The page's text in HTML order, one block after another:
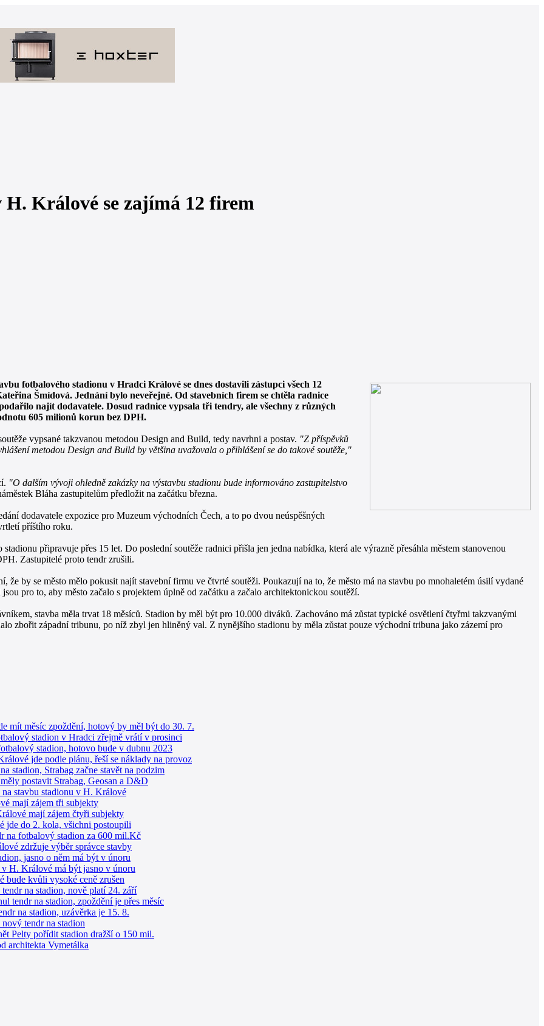
Králové se zajímá 12 firem
fotbalového stadionu v Hradci Králové se dnes dostavili zástupci všech 12
Šmídová. Jednání bylo neveřejné. Od stavebních firem se chtěla radnice
najít dodavatele. Dosud radnice vypsala tři tendry, ale všechny z různých
605 milionů korun bez DPH.
vypsané takzvanou metodou Design and Build, tedy navrhni a postav. "Z příspěvků
metodou Design and Build by většina uvažovala o přihlášení se do takové soutěže,"
"O dalším vývoji ohledně zakázky na výstavbu stadionu bude informováno zastupitelstvo
Bláha zastupitelům předložit na začátku března.
dodavatele expozice pro Muzeum východních Čech, a to po dvou neúspěšných
příštího roku.
připravuje přes 15 let. Do poslední soutěže radnici přišla jen jedna nabídka, která ale výrazně přesáhla městem stanovenou
Zastupitelé proto tendr zrušili.
by se město mělo pokusit najít stavební firmu ve čtvrté soutěži. Poukazují na to, že město má na stavbu po mnohaletém úsilí vydané
pro to, aby město začalo s projektem úplně od začátku a začalo architektonickou soutěží.
stavba měla trvat 18 měsíců. Stadion by měl být pro 10.000 diváků. Zachováno má zůstat typické osvětlení čtyřmi takzvanými
zbořit západní tribunu, po níž zbyl jen hliněný val. Z nynějšího stadionu by měla zůstat pouze východní tribuna jako zázemí pro
mít měsíc zpoždění, hotový by měl být do 30. 7.
stadion v Hradci zřejmě vrátí v prosinci
stadion, hotovo bude v dubnu 2023
jde podle plánu, řeší se náklady na provoz
stadion, Strabag začne stavět na podzim
postavit Strabag, Geosan a D&D
stavbu stadionu v H. Králové
mají zájem tři subjekty
mají zájem čtyři subjekty
jde do 2. kola, všichni postoupili
na fotbalový stadion za 600 mil.Kč
zdržuje výběr správce stavby
jasno o něm má být v únoru
H. Králové má být jasno v únoru
bude kvůli vysoké ceně zrušen
na stadion, nově platí 24. září
tendr na stadion, zpoždění je přes měsíc
na stadion, uzávěrka je 15. 8.
tendr na stadion
Pelty pořídit stadion dražší o 150 mil.
architekta Vymetálka